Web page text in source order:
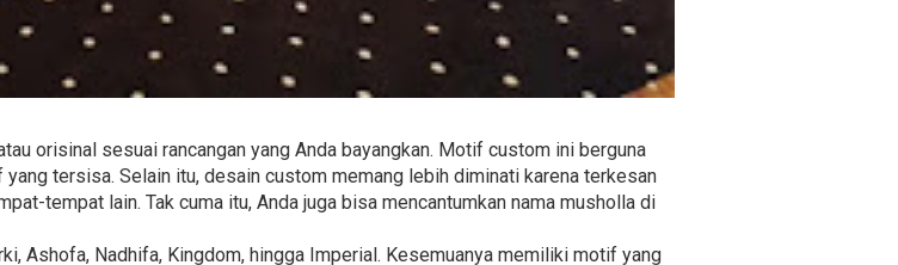
orisinal sesuai rancangan yang Anda bayangkan. Motif custom ini berguna
tersisa. Selain itu, desain custom memang lebih diminati karena terkesan
tempat lain. Tak cuma itu, Anda juga bisa mencantumkan nama musholla di
Ashofa, Nadhifa, Kingdom, hingga Imperial. Kesemuanya memiliki motif yang